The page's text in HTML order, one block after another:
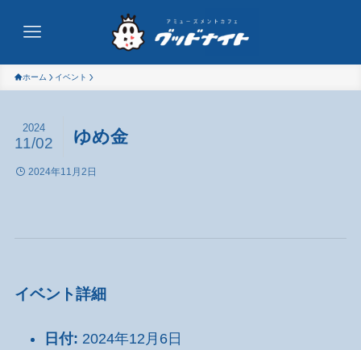
ホーム イベント
ゆめ金
2024
11/02
2024年11月2日
イベント詳細
日付: 2024年12月6日